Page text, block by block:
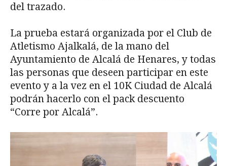
del trazado.
La prueba estará organizada por el Club de
Atletismo Ajalkalá, de la mano del
Ayuntamiento de Alcalá de Henares, y todas
las personas que deseen participar en este
evento y a la vez en el 10K Ciudad de Alcalá
podrán hacerlo con el pack descuento
“Corre por Alcalá”.